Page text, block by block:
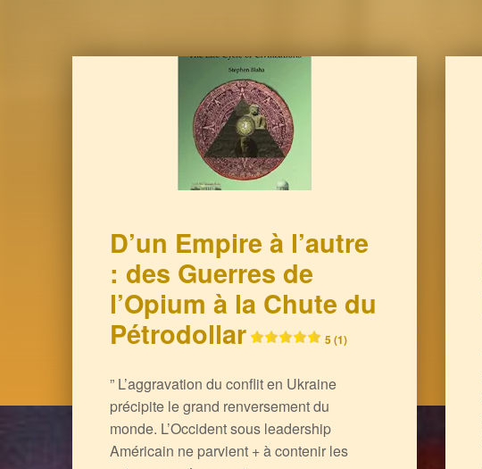
D’un Empire à l’autre
: des Guerres de
l’Opium à la Chute du
Pétrodollar
5 (1)
” L’aggravation du conflit en Ukraine
précipite le grand renversement du
monde. L’Occident sous leadership
Américain ne parvient + à contenir les